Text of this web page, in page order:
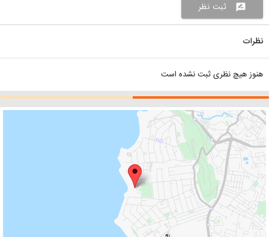
rate_review ثبت نظر
نظرات
هنوز هیچ نظری ثبت نشده است